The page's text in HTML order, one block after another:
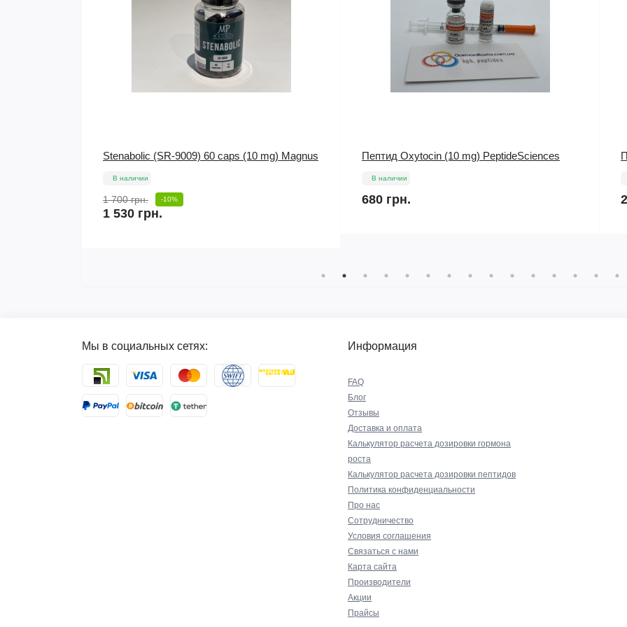
Пептид Oxytocin (10 mg) PeptideSciences
В наличии
680 грн.
Пептид GHRP 6 (5 mg) PeptideSciences
В наличии
255 грн.
Мы в социальных сетях: Информация
FAQ
Блог
Отзывы
Доставка и оплата
Калькулятор расчета дозировки гормона
роста
Калькулятор расчета дозировки пептидов
Политика конфиденциальности
Про нас
Сотрудничество
Условия соглашения
Связаться с нами
Карта сайта
Производители
Акции
Прайсы